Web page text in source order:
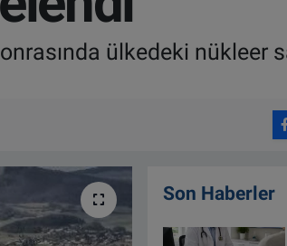
ülkedeki nükleer
Son Haberler